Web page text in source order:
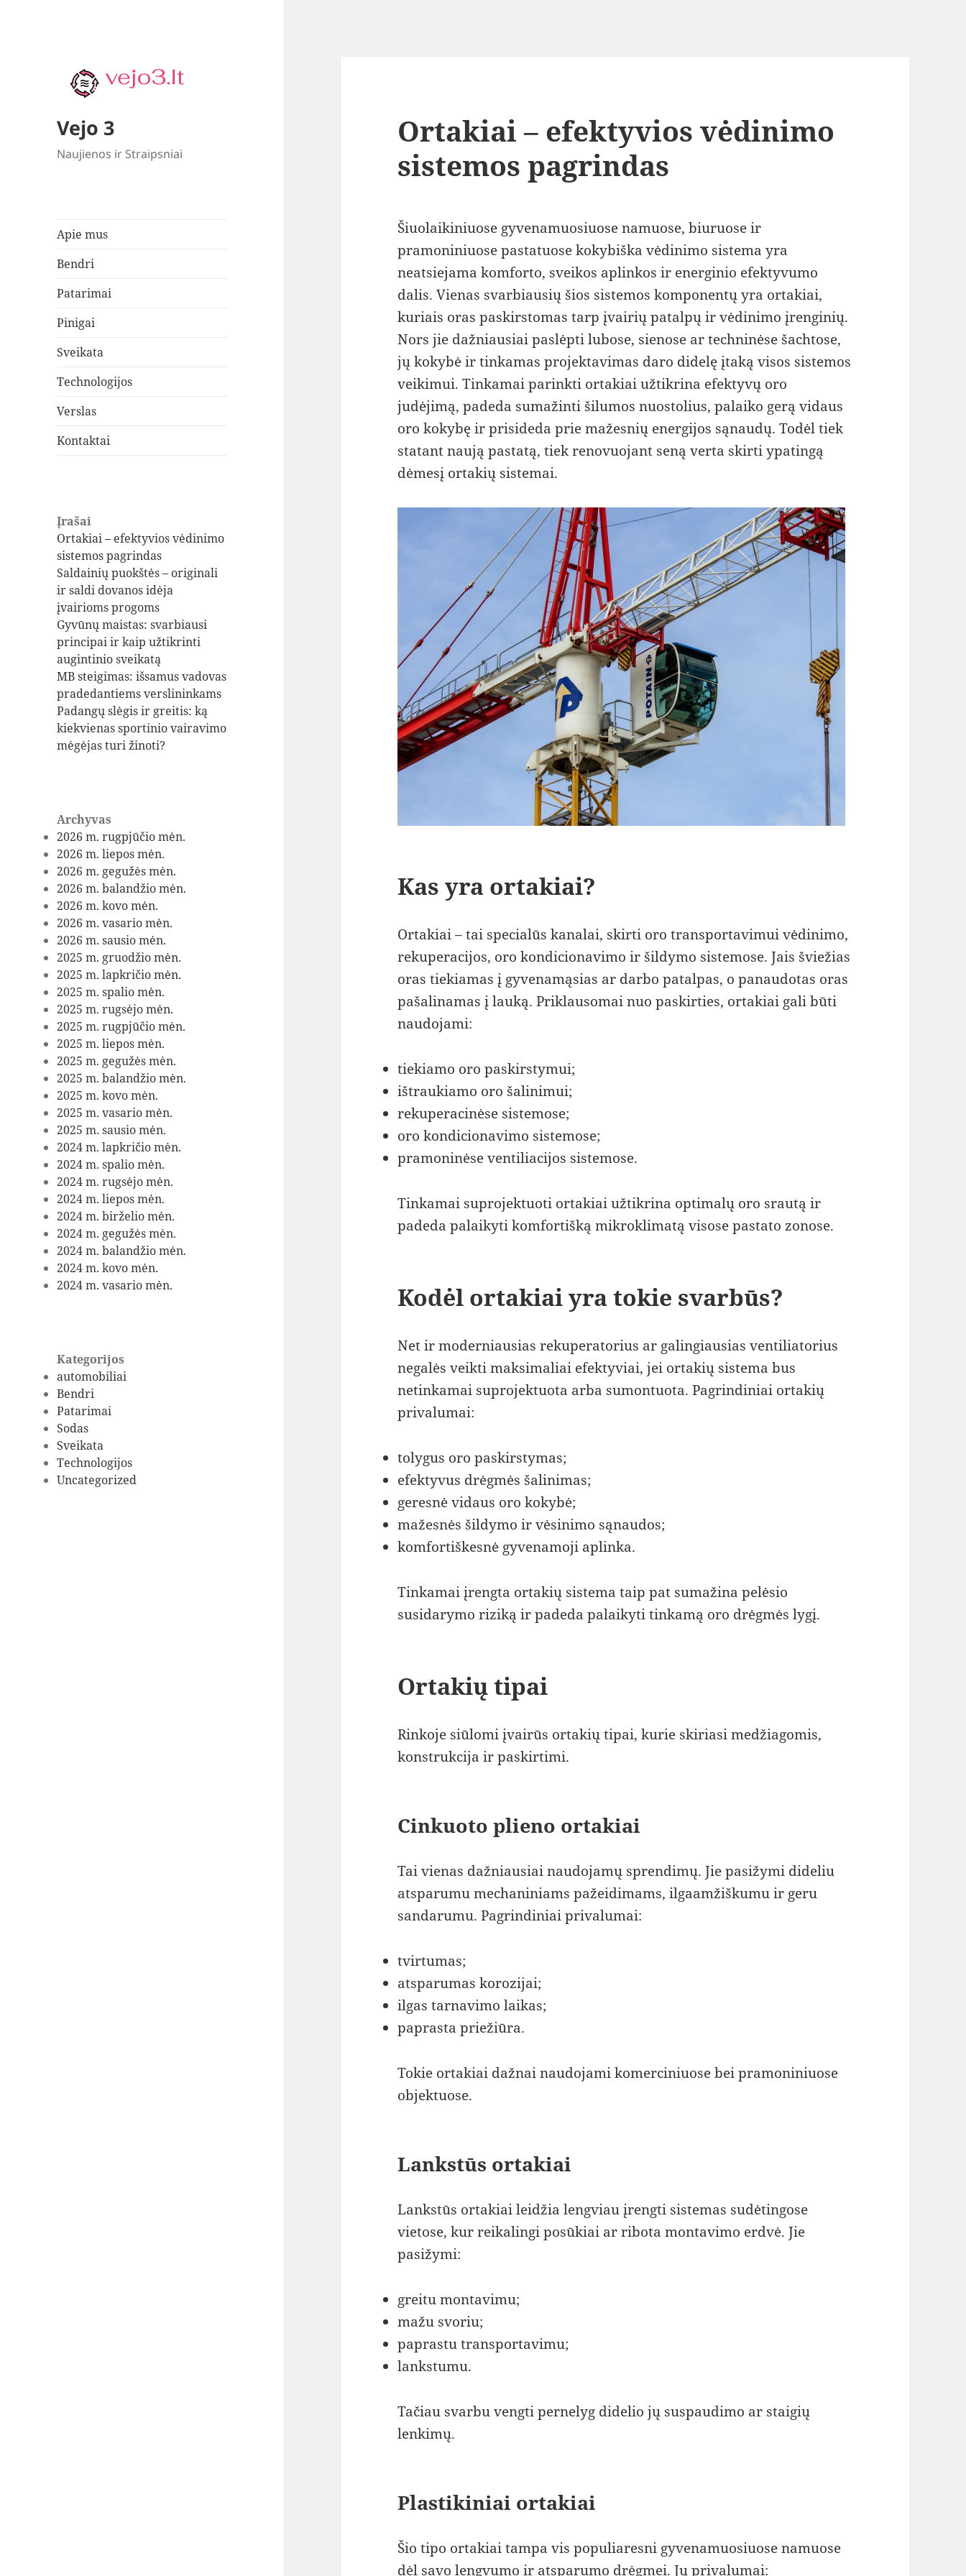
Vejo 3
Naujienos ir Straipsniai
Apie mus
Bendri
Patarimai
Pinigai
Sveikata
Technologijos
Verslas
Kontaktai
Įrašai
Ortakiai – efektyvios vėdinimo
sistemos pagrindas
Saldainių puokštės – originali
ir saldi dovanos idėja
įvairioms progoms
Gyvūnų maistas: svarbiausi
principai ir kaip užtikrinti
augintinio sveikatą
MB steigimas: išsamus vadovas
pradedantiems verslininkams
Padangų slėgis ir greitis: ką
kiekvienas sportinio vairavimo
mėgėjas turi žinoti?
Archyvas
2026 m. rugpjūčio mėn.
2026 m. liepos mėn.
2026 m. gegužės mėn.
2026 m. balandžio mėn.
2026 m. kovo mėn.
2026 m. vasario mėn.
2026 m. sausio mėn.
2025 m. gruodžio mėn.
2025 m. lapkričio mėn.
2025 m. spalio mėn.
2025 m. rugsėjo mėn.
2025 m. rugpjūčio mėn.
2025 m. liepos mėn.
2025 m. gegužės mėn.
2025 m. balandžio mėn.
2025 m. kovo mėn.
2025 m. vasario mėn.
2025 m. sausio mėn.
2024 m. lapkričio mėn.
2024 m. spalio mėn.
2024 m. rugsėjo mėn.
2024 m. liepos mėn.
2024 m. birželio mėn.
2024 m. gegužės mėn.
2024 m. balandžio mėn.
2024 m. kovo mėn.
2024 m. vasario mėn.
Kategorijos
automobiliai
Bendri
Patarimai
Sodas
Sveikata
Technologijos
Uncategorized
Ortakiai – efektyvios vėdinimo
sistemos pagrindas
Šiuolaikiniuose gyvenamuosiuose namuose, biuruose ir
pramoniniuose pastatuose kokybiška vėdinimo sistema yra
neatsiejama komforto, sveikos aplinkos ir energinio efektyvumo
dalis. Vienas svarbiausių šios sistemos komponentų yra ortakiai,
kuriais oras paskirstomas tarp įvairių patalpų ir vėdinimo įrenginių.
Nors jie dažniausiai paslėpti lubose, sienose ar techninėse šachtose,
jų kokybė ir tinkamas projektavimas daro didelę įtaką visos sistemos
veikimui. Tinkamai parinkti ortakiai užtikrina efektyvų oro
judėjimą, padeda sumažinti šilumos nuostolius, palaiko gerą vidaus
oro kokybę ir prisideda prie mažesnių energijos sąnaudų. Todėl tiek
statant naują pastatą, tiek renovuojant seną verta skirti ypatingą
dėmesį ortakių sistemai.
Kas yra ortakiai?
Ortakiai – tai specialūs kanalai, skirti oro transportavimui vėdinimo,
rekuperacijos, oro kondicionavimo ir šildymo sistemose. Jais šviežias
oras tiekiamas į gyvenamąsias ar darbo patalpas, o panaudotas oras
pašalinamas į lauką. Priklausomai nuo paskirties, ortakiai gali būti
naudojami:
tiekiamo oro paskirstymui;
ištraukiamo oro šalinimui;
rekuperacinėse sistemose;
oro kondicionavimo sistemose;
pramoninėse ventiliacijos sistemose.
Tinkamai suprojektuoti ortakiai užtikrina optimalų oro srautą ir
padeda palaikyti komfortišką mikroklimatą visose pastato zonose.
Kodėl ortakiai yra tokie svarbūs?
Net ir moderniausias rekuperatorius ar galingiausias ventiliatorius
negalės veikti maksimaliai efektyviai, jei ortakių sistema bus
netinkamai suprojektuota arba sumontuota. Pagrindiniai ortakių
privalumai:
tolygus oro paskirstymas;
efektyvus drėgmės šalinimas;
geresnė vidaus oro kokybė;
mažesnės šildymo ir vėsinimo sąnaudos;
komfortiškesnė gyvenamoji aplinka.
Tinkamai įrengta ortakių sistema taip pat sumažina pelėsio
susidarymo riziką ir padeda palaikyti tinkamą oro drėgmės lygį.
Ortakių tipai
Rinkoje siūlomi įvairūs ortakių tipai, kurie skiriasi medžiagomis,
konstrukcija ir paskirtimi.
Cinkuoto plieno ortakiai
Tai vienas dažniausiai naudojamų sprendimų. Jie pasižymi dideliu
atsparumu mechaniniams pažeidimams, ilgaamžiškumu ir geru
sandarumu. Pagrindiniai privalumai:
tvirtumas;
atsparumas korozijai;
ilgas tarnavimo laikas;
paprasta priežiūra.
Tokie ortakiai dažnai naudojami komerciniuose bei pramoniniuose
objektuose.
Lankstūs ortakiai
Lankstūs ortakiai leidžia lengviau įrengti sistemas sudėtingose
vietose, kur reikalingi posūkiai ar ribota montavimo erdvė. Jie
pasižymi:
greitu montavimu;
mažu svoriu;
paprastu transportavimu;
lankstumu.
Tačiau svarbu vengti pernelyg didelio jų suspaudimo ar staigių
lenkimų.
Plastikiniai ortakiai
Šio tipo ortakiai tampa vis populiaresni gyvenamuosiuose namuose
dėl savo lengvumo ir atsparumo drėgmei. Jų privalumai: